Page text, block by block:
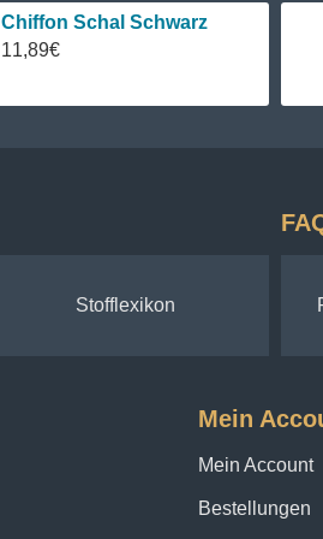
Chiffon Schal Schwarz
11,89€
Stofflexikon
Mein
Mein Account
Bestellungen